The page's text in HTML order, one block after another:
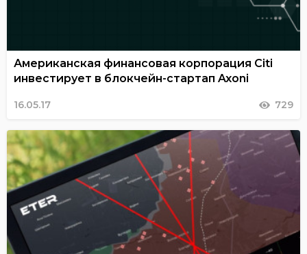
Американская финансовая корпорация Citi
инвестирует в блокчейн-стартап Axoni
16.05.17 729